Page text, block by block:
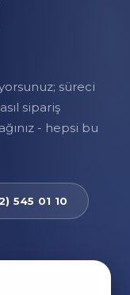
süreci
sipariş
- hepsi bu
545 01 10